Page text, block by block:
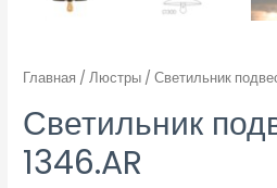
Главная /Люстры / Светильник
Светильник
1346.AR